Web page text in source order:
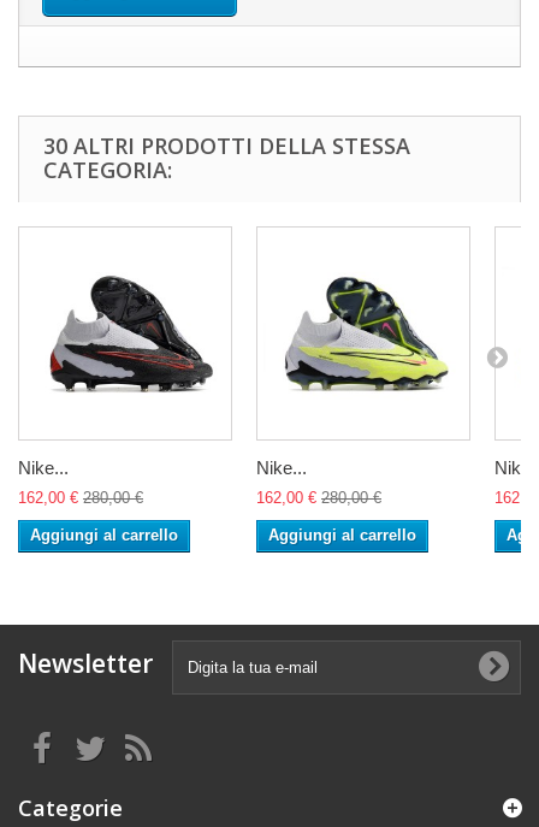
30 ALTRI PRODOTTI DELLA STESSA
CATEGORIA:
Nike...
162,00 € 280,00 €
Aggiungi al carrello
Nike...
162,00 € 280,00 €
Aggiungi al carrello
Newsletter
Categorie